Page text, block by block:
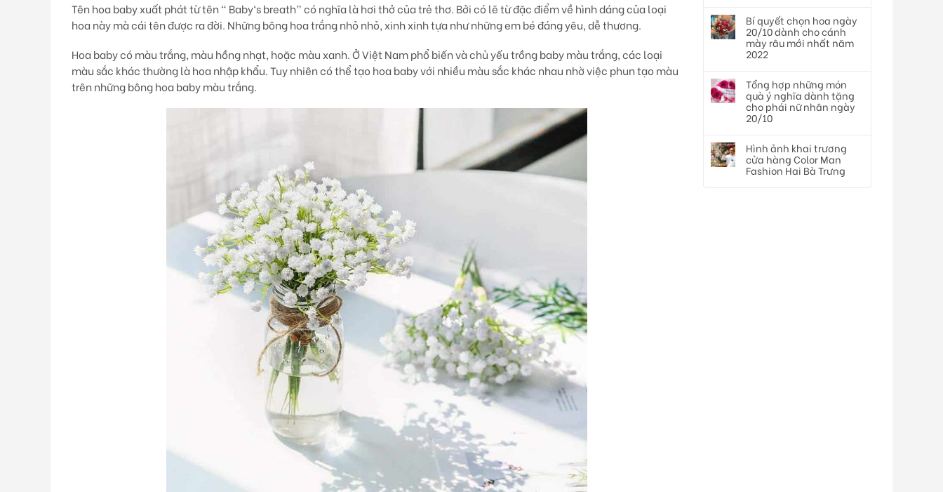
Bí quyết chọn hoa ngày
20/10 dành cho cánh
mày râu mới nhất năm
2022
Tổng hợp những món
quà ý nghĩa dành tặng
cho phái nữ nhân ngày
20/10
Hình ảnh khai trương
cửa hàng Color Man
Fashion Hai Bà Trưng
Tên hoa baby xuất phát từ tên “ Baby‘s breath” có nghĩa là hơi thở của trẻ thơ. Bởi có lẽ từ đặc điểm về hình dáng của loại
hoa này mà cái tên được ra đời. Những bông hoa trắng nhỏ nhỏ, xinh xinh tựa như những em bé đáng yêu, dễ thương.
Hoa baby có màu trắng, màu hồng nhạt, hoặc màu xanh. Ở Việt Nam phổ biến và chủ yếu trồng baby màu trắng, các loại
màu sắc khác thường là hoa nhập khẩu. Tuy nhiên có thể tạo hoa baby với nhiều màu sắc khác nhau nhờ việc phun tạo màu
trên những bông hoa baby màu trắng.